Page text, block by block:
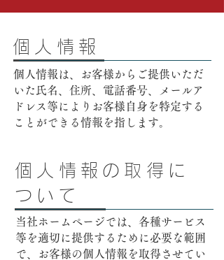
個人情報
個人情報は、お客様からご提供いただ
いた氏名、住所、電話番号、メールア
ドレス等によりお客様自身を特定する
ことができる情報を指します。
個人情報の取得に
ついて
当社ホームページでは、各種サービス
等を適切に提供するために必要な範囲
で、お客様の個人情報を取得させてい